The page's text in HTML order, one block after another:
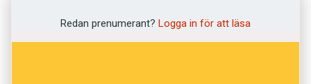
närhet. Skånskan berättar hur det gick till när
Redan prenumerant? Logga in för att läsa